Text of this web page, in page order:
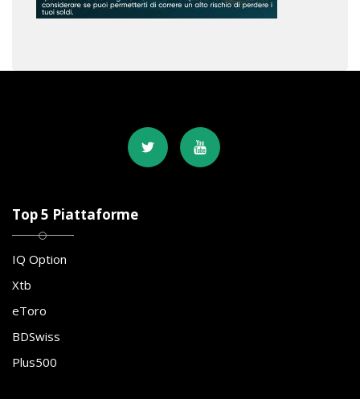
Top 5 Piattaforme
IQ Option
Xtb
eToro
BDSwiss
Plus500